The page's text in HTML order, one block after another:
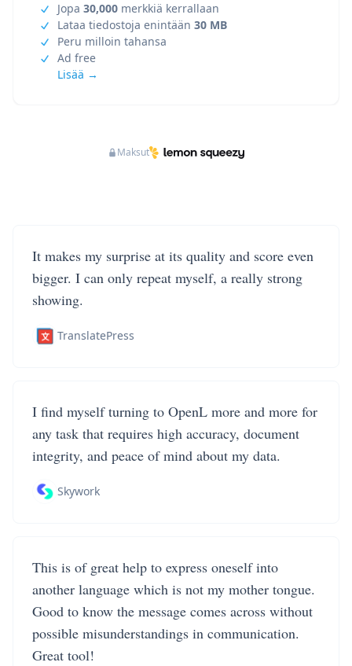
Jopa 30,000 merkkiä kerrallaan
Lataa tiedostoja enintään 30 MB
Peru milloin tahansa
Ad free
Lisää →
Maksut
It makes my surprise at its quality and score even
bigger. I can only repeat myself, a really strong
showing.
TranslatePress
I find myself turning to OpenL more and more for
any task that requires high accuracy, document
integrity, and peace of mind about my data.
Skywork
This is of great help to express oneself into
another language which is not my mother tongue.
Good to know the message comes across without
possible misunderstandings in communication.
Great tool!